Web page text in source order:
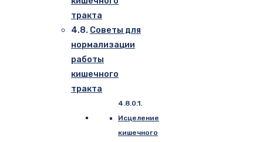
тракта
Советы для
нормализации
работы
кишечного
тракта
Исцеление
кишечного